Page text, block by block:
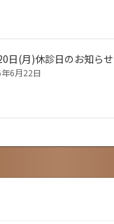
日(月)休診日のお知らせ
6月22日